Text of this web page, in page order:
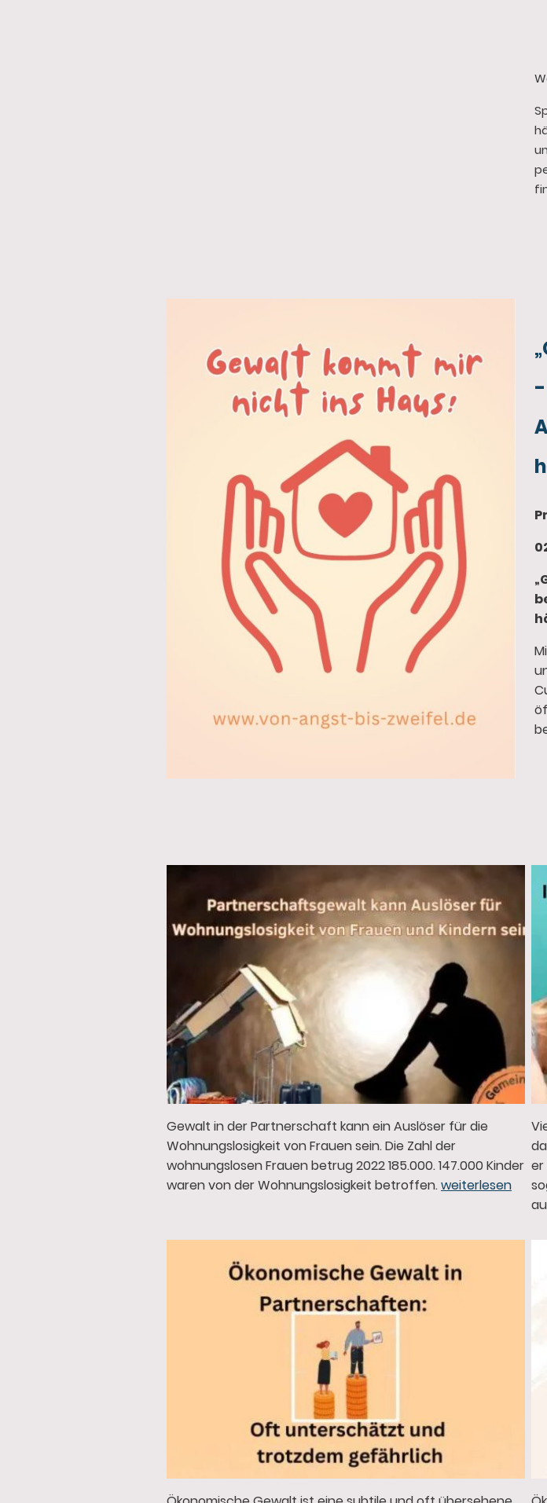
Gewalt in der Partnerschaft kann ein Auslöser für die
Wohnungslosigkeit von Frauen sein. Die Zahl der
wohnungslosen Frauen betrug 2022 185.000. 147.000 Kinder
waren von der Wohnungslosigkeit betroffen.weiterlesen
er